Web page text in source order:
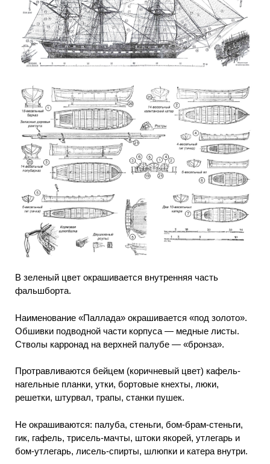
В зеленый цвет окрашивается внутренняя часть
фальшборта.
Наименование «Паллада» окрашивается «под золото».
Обшивки подводной части корпуса — медные листы.
Стволы карронад на верхней палубе — «бронза».
Протравливаются бейцем (коричневый цвет) кафель-
нагельные планки, утки, бортовые кнехты, люки,
решетки, штурвал, трапы, станки пушек.
Не окрашиваются: палуба, стеньги, бом-брам-стеньги,
гик, гафель, трисель-мачты, штоки якорей, утлегарь и
бом-утлегарь, лисель-спирты, шлюпки и катера внутри.